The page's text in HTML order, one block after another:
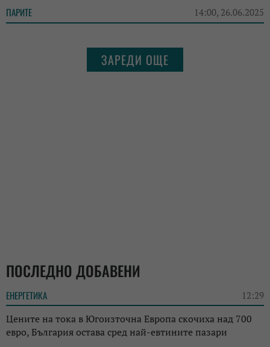
ПАРИТЕ 14:00, 26.06.2025
ЗАРЕДИ ОЩЕ
ПОСЛЕДНО ДОБАВЕНИ
ЕНЕРГЕТИКА 12:29
Цените на тока в Югоизточна Европа скочиха над 700
евро, България остава сред най-евтините пазари